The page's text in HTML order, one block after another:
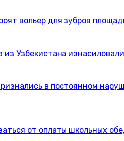
вольер для зубров
из Узбекистана
в постоянном
от оплаты школьных